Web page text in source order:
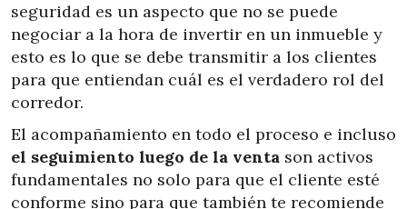
seguridad es un aspecto que no se puede
negociar a la hora de invertir en un inmueble y
esto es lo que se debe transmitir a los clientes
para que entiendan cuál es el verdadero rol del
corredor.
El acompañamiento en todo el proceso e incluso
el seguimiento luego de la venta son activos
fundamentales no solo para que el cliente esté
conforme sino para que también te recomiende